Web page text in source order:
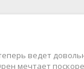
Исторические
ведет
мечтает